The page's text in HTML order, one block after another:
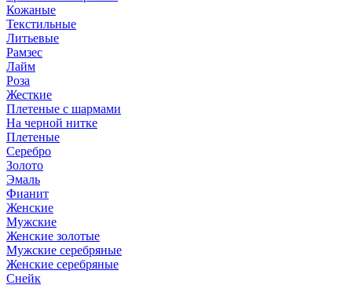
Кожаные
Текстильные
Литьевые
Рамзес
Лайм
Роза
Жесткие
Плетеные с шармами
На черной нитке
Плетеные
Серебро
Золото
Эмаль
Фианит
Женские
Мужские
Женские золотые
Мужские серебряные
Женские серебряные
Снейк